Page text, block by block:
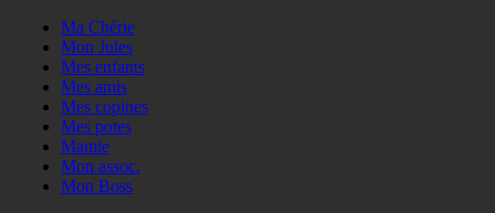
Ma Chérie
Mon Jules
Mes enfants
Mes amis
Mes copines
Mes potes
Mamie
Mon assoc.
Mon Boss